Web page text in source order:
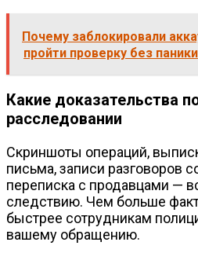
Почему заблокировали
пройти проверку без паники
Какие доказательства
расследовании
Скриншоты операций,
письма, записи разговоров
переписка с продавцами —
следствию. Чем больше
быстрее сотрудникам
вашему обращению.